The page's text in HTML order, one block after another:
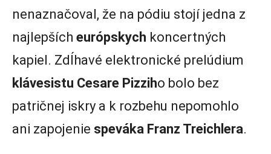
nenaznačoval, že na pódiu stojí jedna z
najlepších európskych koncertných
kapiel. Zdĺhavé elektronické prelúdium
klávesistu Cesare Pizziho bolo bez
patričnej iskry a k rozbehu nepomohlo
ani zapojenie speváka Franz Treichlera.